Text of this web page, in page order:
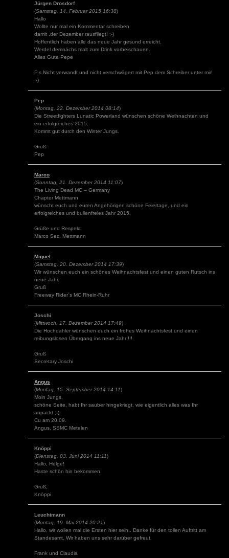
Jürgen Drosdorf
(Samstag, 14. Februar 2015 16:38)
Hallo
Wollte nur mal ein Kommentar schreiben
damit ,der Dezember rausfliegt! :-)
Hoffentlich haben alle das neue Jahr gesund erreicht.
Werdel demnächs malt zum Drink vorbeischauen.
Alles Gute Pepe
P.s.Nicht verwandt und nicht verschwägert mit Pep dem Schreiber unter mir!
:-)
Pep
(Montag, 22. Dezember 2014 08:14)
Die Streetfighters Lunatic Powerland wünschen schöne Weihnachten und
ein erfolgreiches 2015.
Kommt gut durch den Winter Jungs.
Gruß
Pep
Marco
(Sonntag, 21. Dezember 2014 11:07)
The Living Dead MC – Germany
Chapter Mettmann
wünscht euch und euren Angehörigen schöne Feiertage, und ein
erfolgreiches und bullenfreies Jahr 2015.
Grüße und Respekt
Marco Sec. Mettmann
Miguel
(Samstag, 20. Dezember 2014 17:39)
Wir wünschen euch ein schönes Weihnachtsfest und einen guten Rutsch ins
neue Jahr.
Gruß
Freeway Rider´s MC Rhein-Ruhr
Joschi
(Mittwoch, 17. Dezember 2014 17:49)
Die Hochdahler wünschen euch ein frohes Weihnachtsfest und einen
reibungslosen Übergang ins neue Jahr!!!!
Gruß
Secretary Joschi
Angus
(Montag, 15. September 2014 14:11)
Moin Jungs,
schöne Seite, habt Ihr sauber hingekriegt, wie eigentlich alles was Ihr
anpackt ;-)
Cu am 20.09.
Angus, SSMC Metelen
Knöppi
(Dienstag, 03. Juni 2014 11:11)
Hallo, Helge!
Haste schön hin bekommen.
Gruß,
Knöppi
Leuchtmann
(Montag, 19. Mai 2014 20:21)
Hallo, wir wollen mal die Ersten hier sein.. Danke für den tollen Auftritt am
Standesamt. Wir haben uns sehr darüber gefreut.
Frank und Claudia